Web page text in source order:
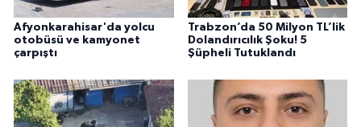
Afyonkarahisar'da yolcu
otobüsü ve kamyonet
çarpıştı
Trabzon’da 50 Milyon TL’lik
Dolandırıcılık Şoku! 5
Şüpheli Tutuklandı